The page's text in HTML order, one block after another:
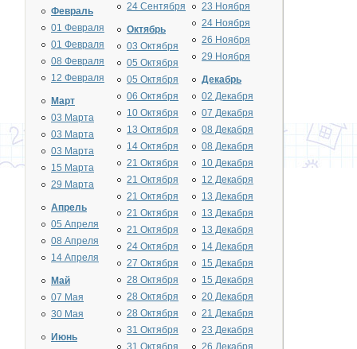
Февраль
01 Февраля
01 Февраля
08 Февраля
12 Февраля
Март
03 Марта
03 Марта
03 Марта
15 Марта
29 Марта
Апрель
05 Апреля
08 Апреля
14 Апреля
Май
07 Мая
30 Мая
Июнь
24 Сентября
Октябрь
03 Октября
05 Октября
05 Октября
06 Октября
10 Октября
13 Октября
14 Октября
21 Октября
21 Октября
21 Октября
21 Октября
21 Октября
24 Октября
27 Октября
28 Октября
28 Октября
28 Октября
31 Октября
31 Октября
23 Ноября
24 Ноября
26 Ноября
29 Ноября
Декабрь
02 Декабря
07 Декабря
08 Декабря
08 Декабря
10 Декабря
12 Декабря
13 Декабря
13 Декабря
13 Декабря
14 Декабря
15 Декабря
15 Декабря
20 Декабря
21 Декабря
23 Декабря
26 Декабря